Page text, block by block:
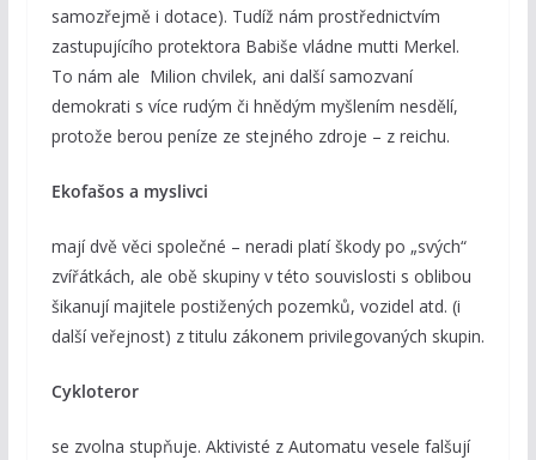
samozřejmě i dotace). Tudíž nám prostřednictvím
zastupujícího protektora Babiše vládne mutti Merkel.
To nám ale Milion chvilek, ani další samozvaní
demokrati s více rudým či hnědým myšlením nesdělí,
protože berou peníze ze stejného zdroje – z reichu.
Ekofašos a myslivci
mají dvě věci společné – neradi platí škody po „svých“
zvířátkách, ale obě skupiny v této souvislosti s oblibou
šikanují majitele postižených pozemků, vozidel atd. (i
další veřejnost) z titulu zákonem privilegovaných skupin.
Cykloteror
se zvolna stupňuje. Aktivisté z Automatu vesele falšují